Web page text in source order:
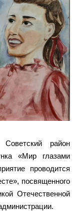
район
«Мир глазами
проводится
посвященного
Отечественной